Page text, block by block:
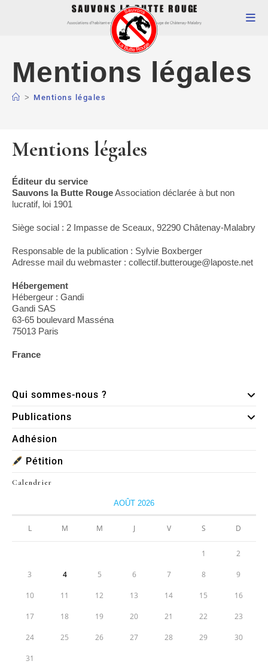
Mentions légales
> Mentions légales
Mentions légales
Éditeur du service
Sauvons la Butte RougeAssociation déclarée à but non
lucratif, loi 1901
Siège social : 2 Impasse de Sceaux, 92290 Châtenay-Malabry
Responsable de la publication : Sylvie Boxberger
Adresse mail du webmaster : collectif.butterouge@laposte.net
Hébergement
Hébergeur : Gandi
Gandi SAS
63-65 boulevard Masséna
75013 Paris
France
Qui sommes-nous ?
Publications
Adhésion
Pétition
Calendrier
AOÛT 2026
L M M J V S D
1 2
3 4 5 6 7 8 9
10 11 12 13 14 15 16
17 18 19 20 21 22 23
24 25 26 27 28 29 30
31